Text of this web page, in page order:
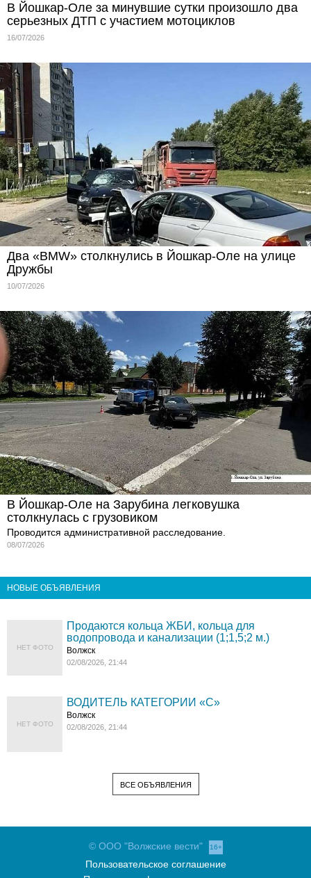
В Йошкар-Оле за минувшие сутки произошло два
серьезных ДТП с участием мотоциклов
16/07/2026
Два «BMW» столкнулись в Йошкар-Оле на улице
Дружбы
10/07/2026
В Йошкар-Оле на Зарубина легковушка
столкнулась с грузовиком
Проводится административной расследование.
08/07/2026
НОВЫЕ ОБЪЯВЛЕНИЯ
НЕТ ФОТО
Продаются кольца ЖБИ, кольца для
водопровода и канализации (1;1,5;2 м.)
Волжск
02/08/2026, 21:44
НЕТ ФОТО
ВОДИТЕЛЬ КАТЕГОРИИ «C»
Волжск
02/08/2026, 21:44
ВСЕ ОБЪЯВЛЕНИЯ
© ООО "Волжские вести" 16+
Пользовательское соглашение